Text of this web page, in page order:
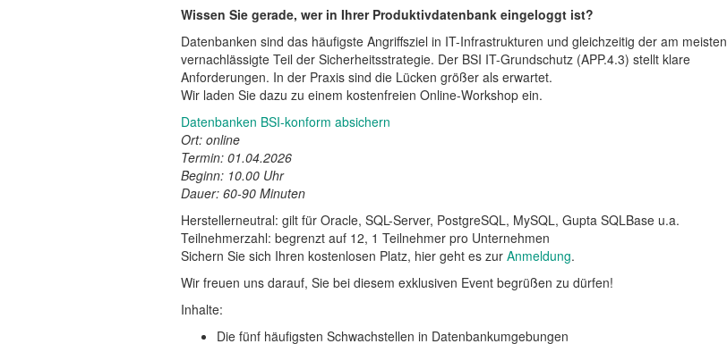
Wissen Sie gerade, wer in Ihrer Produktivdatenbank eingeloggt ist?
Datenbanken sind das häufigste Angriffsziel in IT-Infrastrukturen und gleichzeitig der am meisten
vernachlässigte Teil der Sicherheitsstrategie. Der BSI IT-Grundschutz (APP.4.3) stellt klare
Anforderungen. In der Praxis sind die Lücken größer als erwartet.
Wir laden Sie dazu zu einem kostenfreien Online-Workshop ein.
Datenbanken BSI-konform absichern
Ort: online
Termin: 01.04.2026
Beginn: 10.00 Uhr
Dauer: 60-90 Minuten
Herstellerneutral: gilt für Oracle, SQL-Server, PostgreSQL, MySQL, Gupta SQLBase u.a.
Teilnehmerzahl: begrenzt auf 12, 1 Teilnehmer pro Unternehmen
Sichern Sie sich Ihren kostenlosen Platz, hier geht es zur Anmeldung.
Wir freuen uns darauf, Sie bei diesem exklusiven Event begrüßen zu dürfen!
Inhalte:
Die fünf häufigsten Schwachstellen in Datenbankumgebungen